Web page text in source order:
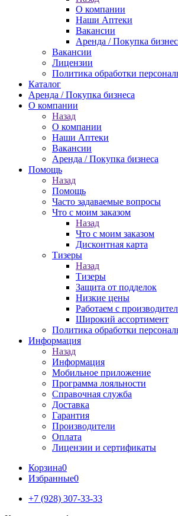
О компании
Наши Аптеки
Вакансии
Аренда / Покупка
Вакансии
Лицензии
Политика обработки
Каталог
Аренда / Покупка бизнеса
О компании
Назад
О компании
Наши Аптеки
Вакансии
Аренда / Покупка бизнеса
Помощь
Назад
Помощь
Часто задаваемые вопросы
Что с моим заказом
Назад
Что с моим заказом
Дисконтная карта
Тизеры
Назад
Тизеры
Защита от подделок
Низкие цены
Работаем с
Широкий ассортимент
Политика обработки
Информация
Назад
Информация
Мобильное приложение
Программа лояльности
Справочная служба
Доставка
Гарантия
Производители
Оплата
Лицензии и сертификаты
Корзина0
Избранные0
+7 (928) 307-33-33